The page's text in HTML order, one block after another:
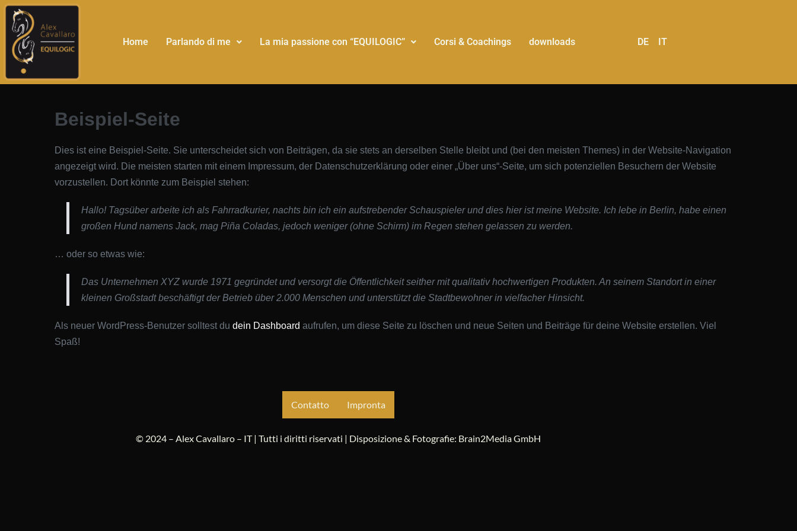
Home Parlando di me La mia passione con “EQUILOGIC” Corsi & Coachings downloads DE IT
Beispiel-Seite
Dies ist eine Beispiel-Seite. Sie unterscheidet sich von Beiträgen, da sie stets an derselben Stelle bleibt und (bei den meisten Themes) in der Website-Navigation
angezeigt wird. Die meisten starten mit einem Impressum, der Datenschutzerklärung oder einer „Über uns“-Seite, um sich potenziellen Besuchern der Website
vorzustellen. Dort könnte zum Beispiel stehen:
Hallo! Tagsüber arbeite ich als Fahrradkurier, nachts bin ich ein aufstrebender Schauspieler und dies hier ist meine Website. Ich lebe in Berlin, habe einen
großen Hund namens Jack, mag Piña Coladas, jedoch weniger (ohne Schirm) im Regen stehen gelassen zu werden.
… oder so etwas wie:
Das Unternehmen XYZ wurde 1971 gegründet und versorgt die Öffentlichkeit seither mit qualitativ hochwertigen Produkten. An seinem Standort in einer
kleinen Großstadt beschäftigt der Betrieb über 2.000 Menschen und unterstützt die Stadtbewohner in vielfacher Hinsicht.
Als neuer WordPress-Benutzer solltest du dein Dashboard aufrufen, um diese Seite zu löschen und neue Seiten und Beiträge für deine Website erstellen. Viel
Spaß!
Contatto Impronta
© 2024 – Alex Cavallaro – IT | Tutti i diritti riservati | Disposizione & Fotografie: Brain2Media GmbH